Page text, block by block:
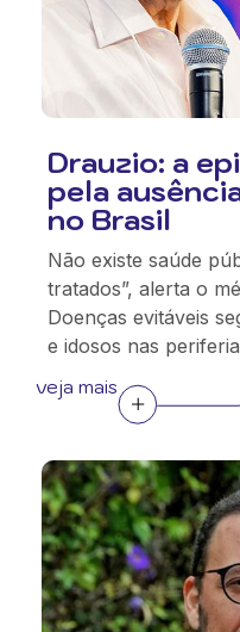
Drauzio: a
pela
no Brasil
Não existe saúde
tratados”, alerta o
Doenças evitáveis
e idosos nas
veja mais